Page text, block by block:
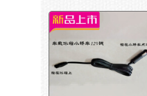
ラック2用